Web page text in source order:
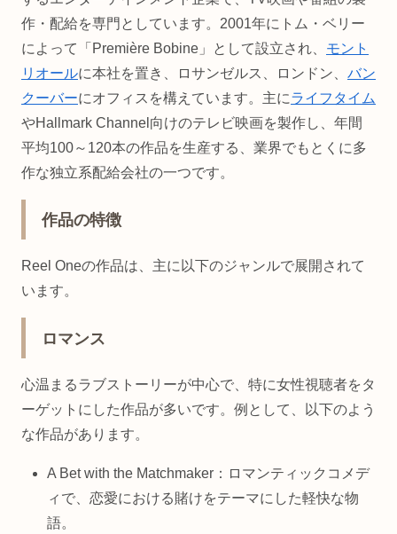
作・配給を専門としています。2001年にトム・ベリー
によって「Première Bobine」として設立され、 モント
リオールに本社を置き、ロサンゼルス、ロンドン、 バン
クーバーにオフィスを構えています。主にライフタイム
やHallmark Channel向けのテレビ映画を製作し、年間
平均100～120本の作品を生産する、業界でもとくに多
作な独立系配給会社の一つです。
作品の特徴
Reel Oneの作品は、主に以下のジャンルで展開されて
います。
ロマンス
心温まるラブストーリーが中心で、特に女性視聴者をタ
ーゲットにした作品が多いです。例として、以下のよう
な作品があります。
A Bet with the Matchmaker：ロマンティックコメデ
ィで、恋愛における賭けをテーマにした軽快な物
語。